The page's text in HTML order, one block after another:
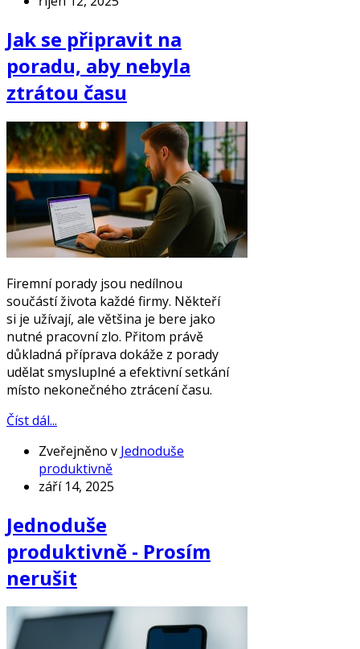
Jak se připravit na
poradu, aby nebyla
ztrátou času
Firemní porady jsou nedílnou
součástí života každé firmy. Někteří
si je užívají, ale většina je bere jako
nutné pracovní zlo. Přitom právě
důkladná příprava dokáže z porady
udělat smysluplné a efektivní setkání
místo nekonečného ztrácení času.
Číst dál...
Zveřejněno v Jednoduše
produktivně
září 14, 2025
Jednoduše
produktivně - Prosím
nerušit